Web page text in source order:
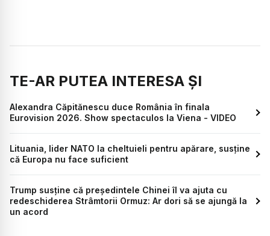
TE-AR PUTEA INTERESA ȘI
Alexandra Căpitănescu duce România în finala
Eurovision 2026. Show spectaculos la Viena - VIDEO
Lituania, lider NATO la cheltuieli pentru apărare, susține
că Europa nu face suficient
Trump susține că președintele Chinei îl va ajuta cu
redeschiderea Strâmtorii Ormuz: Ar dori să se ajungă la
un acord